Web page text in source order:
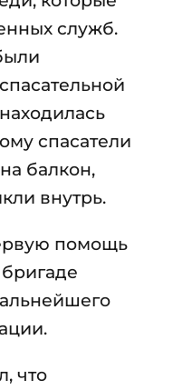
служб.
спасатели
балкон,
внутрь.
помощь
что